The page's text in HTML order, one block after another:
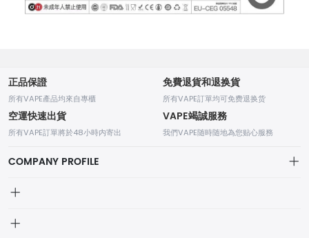
正品保證
所有VAPE產品均來自專櫃
免費退貨和退换貨
所有VAPE訂單均可免费退换货
空運快速出貨
所有VAPE訂單將於48小時内寄出
VAPE竭誠服務
我們VAPE随時随地為您贴心服務
COMPANY PROFILE
我的訂單